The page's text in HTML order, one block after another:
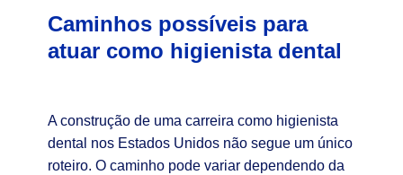
Caminhos possíveis para
atuar como higienista dental
A construção de uma carreira como higienista
dental nos Estados Unidos não segue um único
roteiro. O caminho pode variar dependendo da